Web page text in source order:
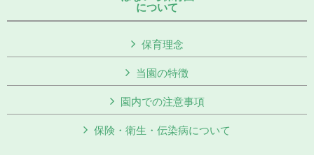
について
保育理念
当園の特徴
園内での注意事項
保険・衛生・伝染病について